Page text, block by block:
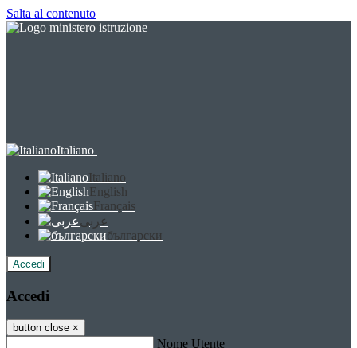
Salta al contenuto
Italiano
Italiano
English
Français
عربى
български
Accedi
Accedi
button close ×
Nome Utente